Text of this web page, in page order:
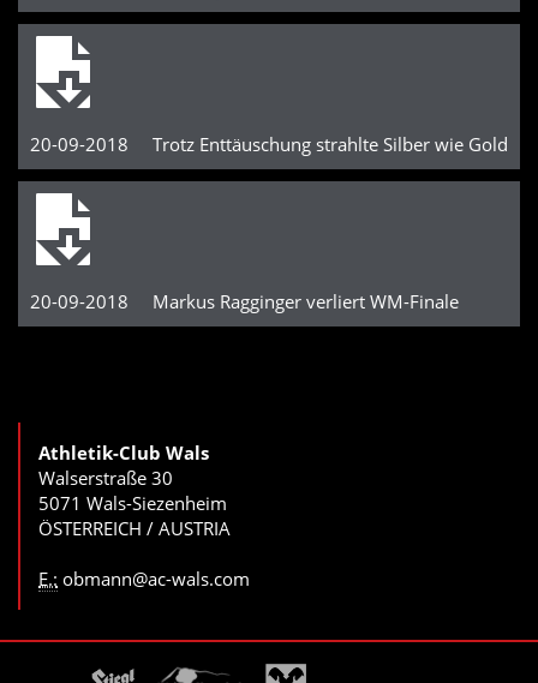
20-09-2018 Trotz Enttäuschung strahlte Silber wie Gold
20-09-2018 Markus Ragginger verliert WM-Finale
Athletik-Club Wals
Walserstraße 30
5071 Wals-Siezenheim
ÖSTERREICH / AUSTRIA
E.: obmann@ac-wals.com